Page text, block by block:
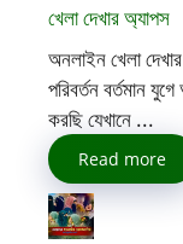
খেলা দেখার অ্যাপস
অনলাইন খেলা
পরিবর্তন বর্তমান
করছি যেখানে ...
Read more